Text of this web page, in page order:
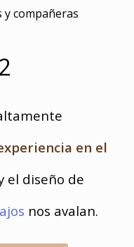
en el
el diseño de
nos avalan.